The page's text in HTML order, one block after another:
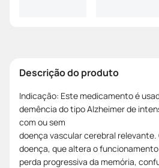
Descrição do produto
Indicação: Este medicamento é
demência do tipo Alzheimer de
com ou sem
doença vascular cerebral
doença, que altera o
perda progressiva da memória,